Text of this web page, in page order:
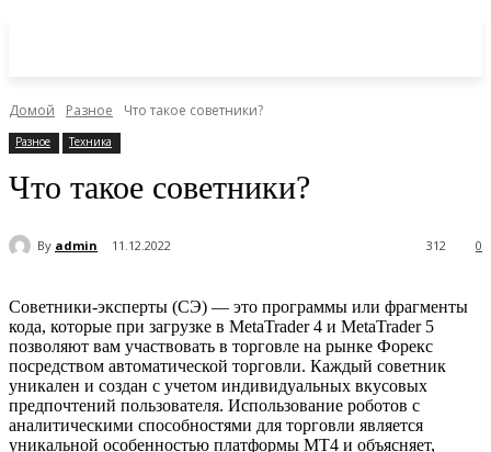
Домой Разное Что такое советники?
Разное Техника
Что такое советники?
By admin 11.12.2022 0
312
Советники-эксперты (СЭ) — это программы или фрагменты
кода, которые при загрузке в MetaTrader 4 и MetaTrader 5
позволяют вам участвовать в торговле на рынке Форекс
посредством автоматической торговли. Каждый советник
уникален и создан с учетом индивидуальных вкусовых
предпочтений пользователя. Использование роботов с
аналитическими способностями для торговли является
уникальной особенностью платформы MT4 и объясняет,